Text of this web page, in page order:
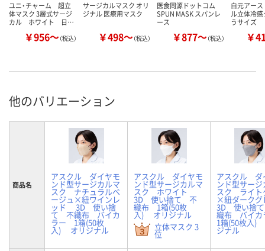
ユニ・チャーム 超立
体マスク 3層式サージ
カル ホワイト 日…
￥956～（税込）
サージカルマスク オリ
ジナル 医療用マスク
￥498～（税込）
医食同源ドットコム
SPUN MASK スパンレ
ース
￥877～（税込）
白元アー
ル立体冷
うサイズ
￥
他のバリエーション
商品名
アスクル ダイヤモ
ンド型サージカルマ
スク ナチュラルベ
ージュ×紐ワインレ
ッド 3D 使い捨
て 不織布 バイカ
ラー 1箱(50枚
入) オリジナル
アスクル ダイヤモ
ンド型サージカルマ
スク ホワイト
3D 使い捨て 不
織布 1箱(50枚
入) オリジナル
立体マスク 3
位
アスクル ダ
ンド型サー
スク ライト
×紐ダーク
3D 使い捨
織布 バイ
1箱(50枚入)
ジナル